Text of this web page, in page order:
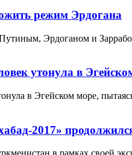
режим Эрдогана
Эрдоганом и
утонула в
в Эгейском море,
2017»